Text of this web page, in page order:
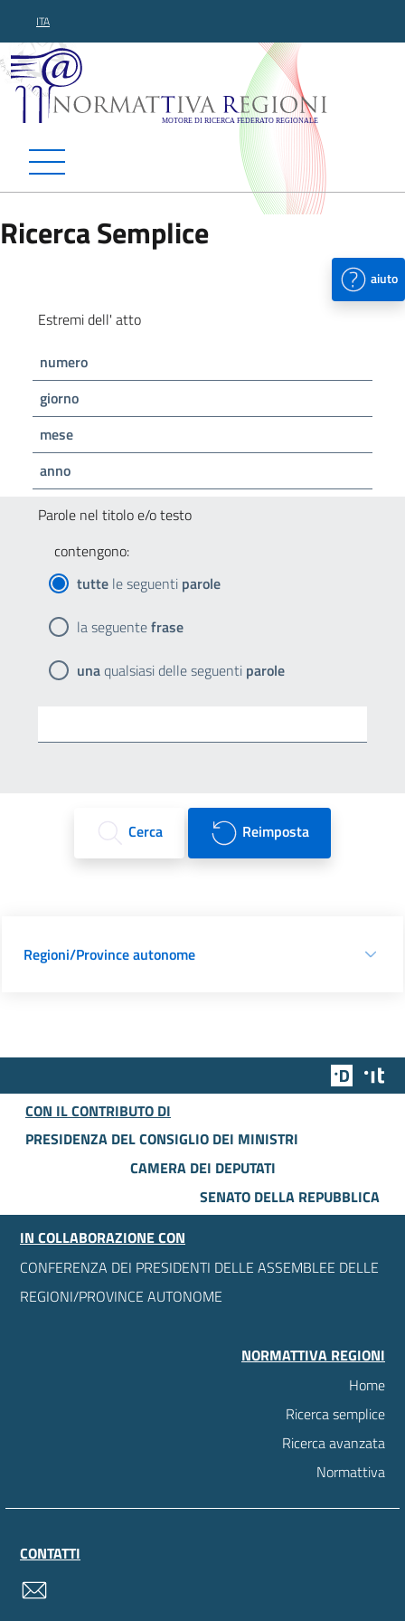
ITA
Normattiva Regioni -
Ricerca Semplice
aiuto
Estremi dell' atto
numero
giorno
mese
anno
Parole nel titolo e/o testo
contengono:
tutte le seguenti parole
la seguentefrase
unaqualsiasi delle seguenti parole
Cerca Reimposta
Regioni/Province autonome
Team
CON IL CONTRIBUTO DI
PRESIDENZA DEL CONSIGLIO DEI MINISTRI
CAMERA DEI DEPUTATI
SENATO DELLA REPUBBLICA
IN COLLABORAZIONE CON
CONFERENZA DEI PRESIDENTI DELLE ASSEMBLEE DELLE
REGIONI/PROVINCE AUTONOME
NORMATTIVA REGIONI
Home
Ricerca semplice
Ricerca avanzata
Normattiva
CONTATTI